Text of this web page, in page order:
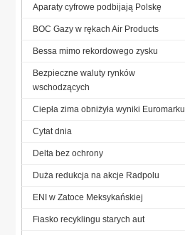
Aparaty cyfrowe podbijają Polskę
BOC Gazy w rękach Air Products
Bessa mimo rekordowego zysku
Bezpieczne waluty rynków
wschodzących
Ciepła zima obniżyła wyniki Euromarku
Cytat dnia
Delta bez ochrony
Duża redukcja na akcje Radpolu
ENI w Zatoce Meksykańskiej
Fiasko recyklingu starych aut